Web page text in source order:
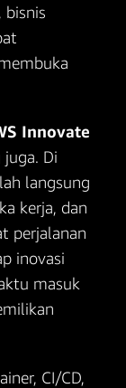
bisnis
Innovate
juga. Di
langsung
kerja, dan
perjalanan
inovasi
masuk
CI/CD,